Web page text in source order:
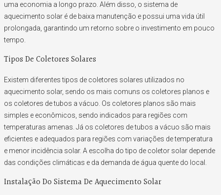
uma economia a longo prazo. Além disso, o sistema de
aquecimento solar é de baixa manutenção e possui uma vida útil
prolongada, garantindo um retorno sobre o investimento em pouco
tempo.
Tipos De Coletores Solares
Existem diferentes tipos de coletores solares utilizados no
aquecimento solar, sendo os mais comuns os coletores planos e
os coletores de tubos a vácuo. Os coletores planos são mais
simples e econômicos, sendo indicados para regiões com
temperaturas amenas. Já os coletores de tubos a vácuo são mais
eficientes e adequados para regiões com variações de temperatura
e menor incidência solar. A escolha do tipo de coletor solar depende
das condições climáticas e da demanda de água quente do local.
Instalação Do Sistema De Aquecimento Solar